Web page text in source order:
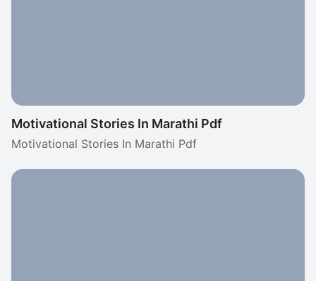
Motivational Stories In Marathi Pdf
Motivational Stories In Marathi Pdf